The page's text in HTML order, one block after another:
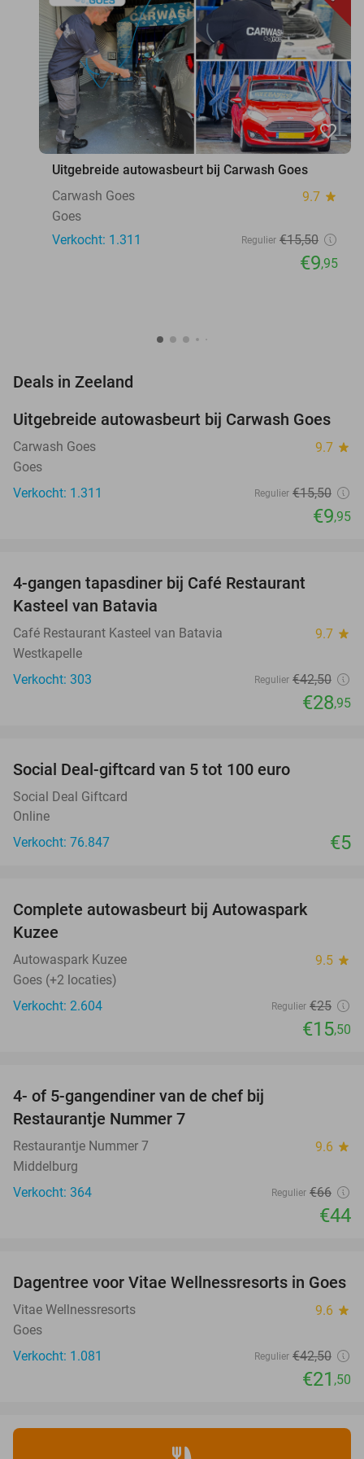
favorite_border
Uitgebreide autowasbeurt bij Carwash Goes
Carwash Goes
9.7 star
Goes
Verkocht: 1.311
Regulier €15,50
€9,95
Deals in Zeeland
36%
Uitgebreide autowasbeurt bij Carwash Goes
Carwash Goes 9.7 star
Goes
Verkocht: 1.311
Regulier €15,50
€9,95
4-gangen tapasdiner bij Café Restaurant
Kasteel van Batavia
Café Restaurant Kasteel van Batavia 9.7 star
Westkapelle
Verkocht: 303
Regulier €42,50
€28,95
Social Deal-giftcard van 5 tot 100 euro
Social Deal Giftcard
Online
Verkocht: 76.847
€5
Complete autowasbeurt bij Autowaspark
Kuzee
Autowaspark Kuzee 9.5 star
Goes (+2 locaties)
Verkocht: 2.604
Regulier €25
€15,50
4- of 5-gangendiner van de chef bij
Restaurantje Nummer 7
Restaurantje Nummer 7 9.6 star
Middelburg
Verkocht: 364
Regulier €66
€44
49%
Dagentree voor Vitae Wellnessresorts in Goes
Vitae Wellnessresorts 9.6 star
Goes
Verkocht: 1.081
Regulier €42,50
€21 ,50